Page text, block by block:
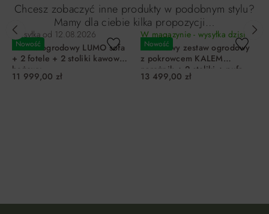
Chcesz zobaczyć inne produkty w podobnym stylu?
Mamy dla ciebie kilka propozycji…
Nowość
Wysyłka od 12.08.2026
Zestaw ogrodowy LUMO sofa
+ 2 fotele + 2 stoliki kawowe
beżowy
11 999,00 zł
Nowość
W magazynie - wysyłka dzisiaj!
Modułowy zestaw ogrodowy
z pokrowcem KALEM
narożnik + 2 stoliki + pufa
beżowy Esti&Esta
13 499,00 zł